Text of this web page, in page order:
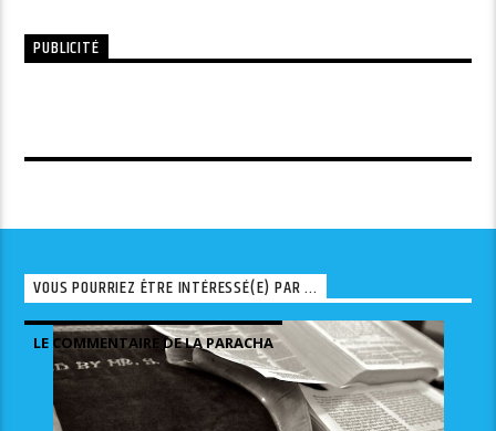
PUBLICITÉ
VOUS POURRIEZ ÊTRE INTÉRESSÉ(E) PAR ...
LE COMMENTAIRE DE LA PARACHA